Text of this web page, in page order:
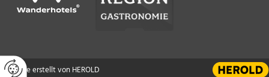
Website erstellt von HEROLD